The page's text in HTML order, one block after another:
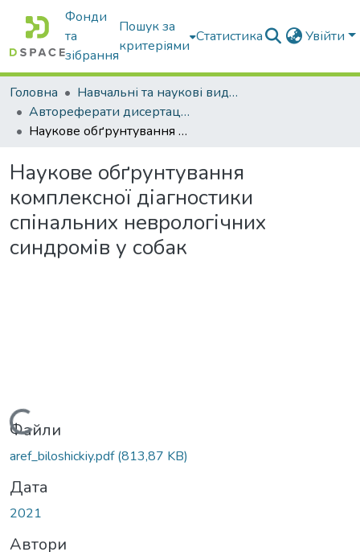
Фонди
та
зібрання
Пошук за
критеріями
Статистика Увійти
Головна
Навчальні та наукові видання
Автореферати дисертацій та дисертації
Наукове обґрунтування комплексної діагностики спінальних неврологічних синдромів у собак
Наукове обґрунтування
комплексної діагностики
спінальних неврологічних
синдромів у собак
Файли
aref_biloshickiy.pdf(813,87 KB)
Дата
2021
Автори